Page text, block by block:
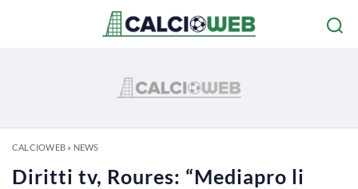
CALCIOWEB» NEWS
Diritti tv, Roures: “Mediapro li